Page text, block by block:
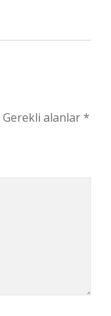
Gerekli alanlar*